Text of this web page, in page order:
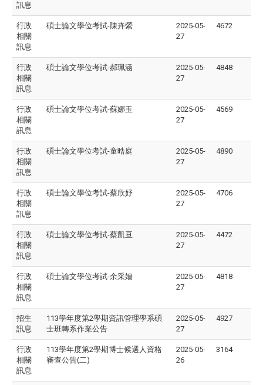
訊息
行政
相關
訊息
碩士論文學位考試-陳卉縈
2025-05-
27
4672
行政
相關
訊息
碩士論文學位考試-郝珮涵
2025-05-
27
4848
行政
相關
訊息
碩士論文學位考試-蘇娜玉
2025-05-
27
4569
行政
相關
訊息
碩士論文學位考試-童晧庭
2025-05-
27
4890
行政
相關
訊息
碩士論文學位考試-蔡欣妤
2025-05-
27
4706
行政
相關
訊息
碩士論文學位考試-蔡凱亘
2025-05-
27
4472
行政
相關
訊息
碩士論文學位考試-余采嬙
2025-05-
27
4818
招生
訊息
113學年度第2學期資訊管理學系碩
士班轉系作業公告
2025-05-
27
4927
行政
相關
訊息
113學年度第2學期博士候選人資格
審查公告(二)
2025-05-
26
3164